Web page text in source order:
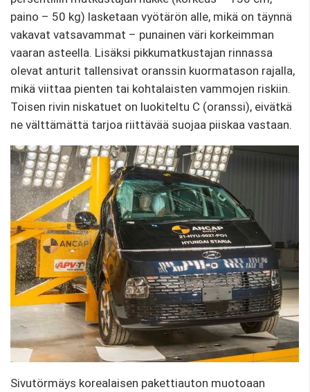
paino – 50 kg) lasketaan vyötärön alle, mikä on täynnä
vakavat vatsavammat – punainen väri korkeimman
vaaran asteella. Lisäksi pikkumatkustajan rinnassa
olevat anturit tallensivat oranssin kuormatason rajalla,
mikä viittaa pienten tai kohtalaisten vammojen riskiin.
Toisen rivin niskatuet on luokiteltu C (oranssi), eivätkä
ne välttämättä tarjoa riittävää suojaa piiskaa vastaan.
Sivutörmäys korealaisen pakettiauton muotoaan